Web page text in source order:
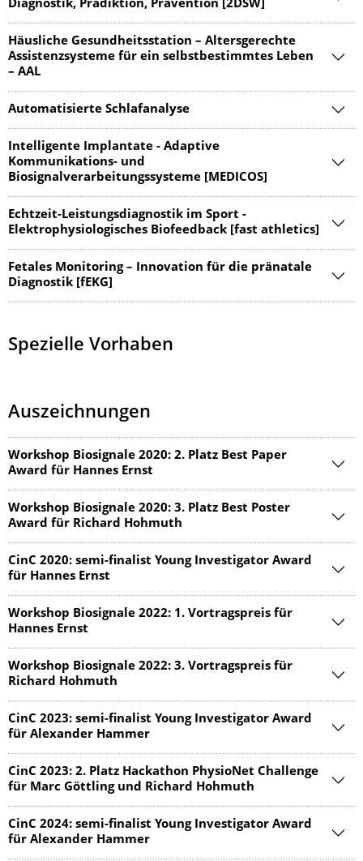
Diagnostik, Prädiktion, Prävention [2DSW]
Häusliche Gesundheitsstation – Altersgerechte
Assistenzsysteme für ein selbstbestimmtes Leben
– AAL
Automatisierte Schlafanalyse
Intelligente Implantate - Adaptive
Kommunikations- und
Biosignalverarbeitungssysteme [MEDICOS]
Echtzeit-Leistungsdiagnostik im Sport -
Elektrophysiologisches Biofeedback [fast athletics]
Fetales Monitoring – Innovation für die pränatale
Diagnostik [fEKG]
Spezielle Vorhaben
Auszeichnungen
Workshop Biosignale 2020: 2. Platz Best Paper
Award für Hannes Ernst
Workshop Biosignale 2020: 3. Platz Best Poster
Award für Richard Hohmuth
CinC 2020: semi-finalist Young Investigator Award
für Hannes Ernst
Workshop Biosignale 2022: 1. Vortragspreis für
Hannes Ernst
Workshop Biosignale 2022: 3. Vortragspreis für
Richard Hohmuth
CinC 2023: semi-finalist Young Investigator Award
für Alexander Hammer
CinC 2023: 2. Platz Hackathon PhysioNet Challenge
für Marc Göttling und Richard Hohmuth
CinC 2024: semi-finalist Young Investigator Award
für Alexander Hammer